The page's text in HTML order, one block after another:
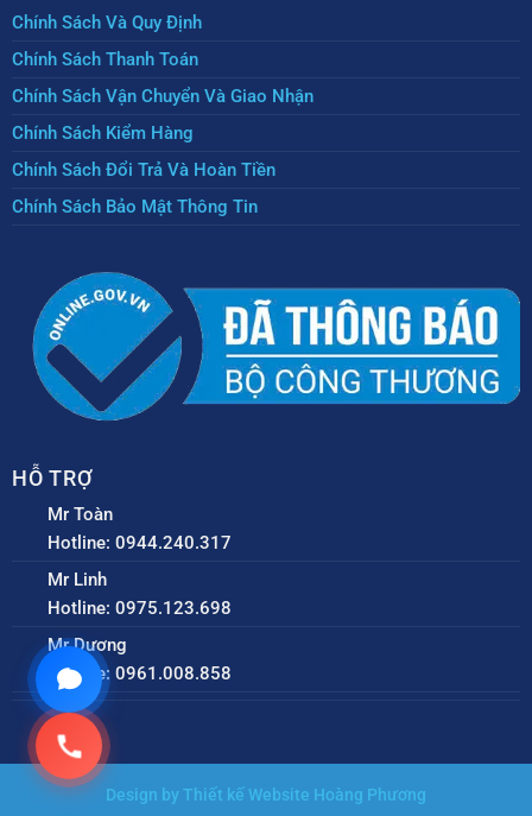
Chính Sách Và Quy Định
Chính Sách Thanh Toán
Chính Sách Vận Chuyển Và Giao Nhận
Chính Sách Kiểm Hàng
Chính Sách Đổi Trả Và Hoàn Tiền
Chính Sách Bảo Mật Thông Tin
HỖ TRỢ
Mr Toàn
Hotline: 0944.240.317
Mr Linh
Hotline: 0975.123.698
Mr Dương
Hotline: 0961.008.858
Design by Thiết kế Website Hoàng Phương